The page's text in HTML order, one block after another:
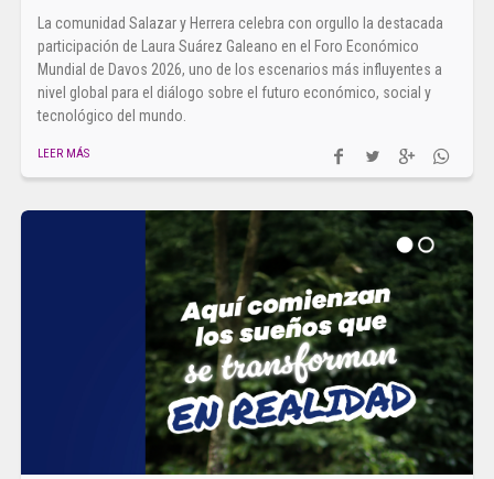
La comunidad Salazar y Herrera celebra con orgullo la destacada
participación de Laura Suárez Galeano en el Foro Económico
Mundial de Davos 2026, uno de los escenarios más influyentes a
nivel global para el diálogo sobre el futuro económico, social y
tecnológico del mundo.
LEER MÁS